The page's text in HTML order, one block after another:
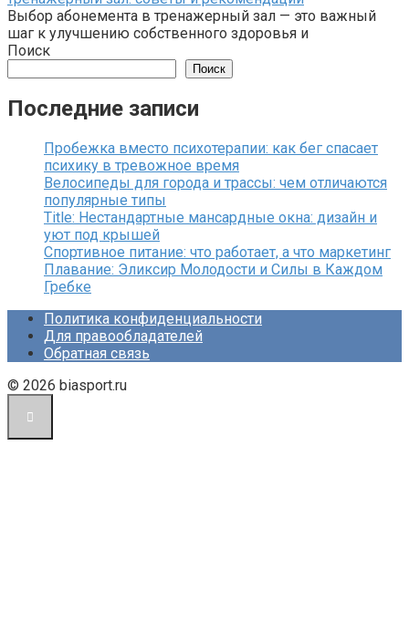
Выбор абонемента в тренажерный зал — это важный
шаг к улучшению собственного здоровья и
Поиск
Поиск
Последние записи
Пробежка вместо психотерапии: как бег спасает
психику в тревожное время
Велосипеды для города и трассы: чем отличаются
популярные типы
Title: Нестандартные мансардные окна: дизайн и
уют под крышей
Спортивное питание: что работает, а что маркетинг
Плавание: Эликсир Молодости и Силы в Каждом
Гребке
Политика конфиденциальности
Для правообладателей
Обратная связь
© 2026 biasport.ru